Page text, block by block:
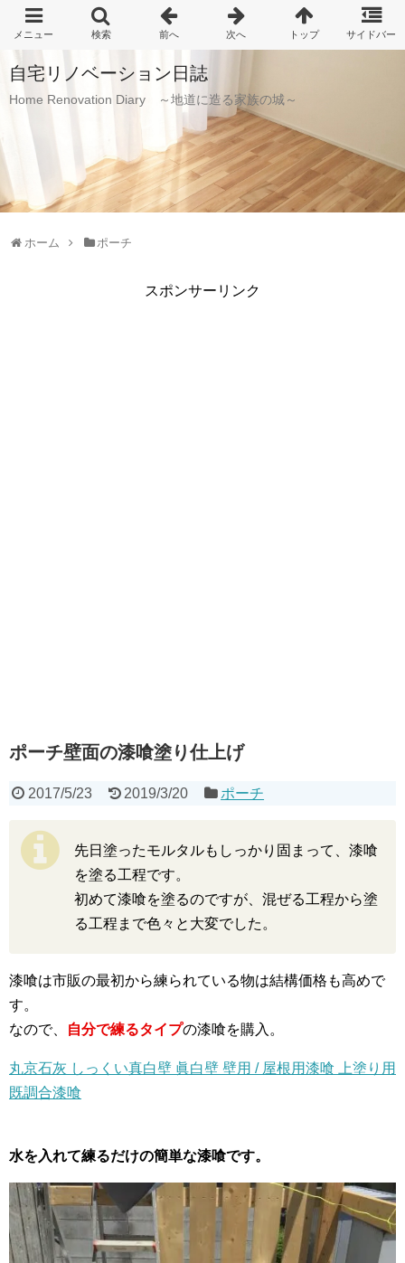
自宅リノベーション日誌
Home Renovation Diary ～地道に造る家族の城～
ホーム ポーチ
スポンサーリンク
ポーチ壁面の漆喰塗り仕上げ
2017/5/23 2019/3/20 ポーチ
先日塗ったモルタルもしっかり固まって、漆喰
を塗る工程です。
初めて漆喰を塗るのですが、混ぜる工程から塗
る工程まで色々と大変でした。
漆喰は市販の最初から練られている物は結構価格も高めで
す。
なので、
自分で練るタイプの漆喰を購入。
丸京石灰 しっくい真白壁 眞白壁 壁用 / 屋根用漆喰 上塗り用
既調合漆喰
水を入れて練るだけの簡単な漆喰です。